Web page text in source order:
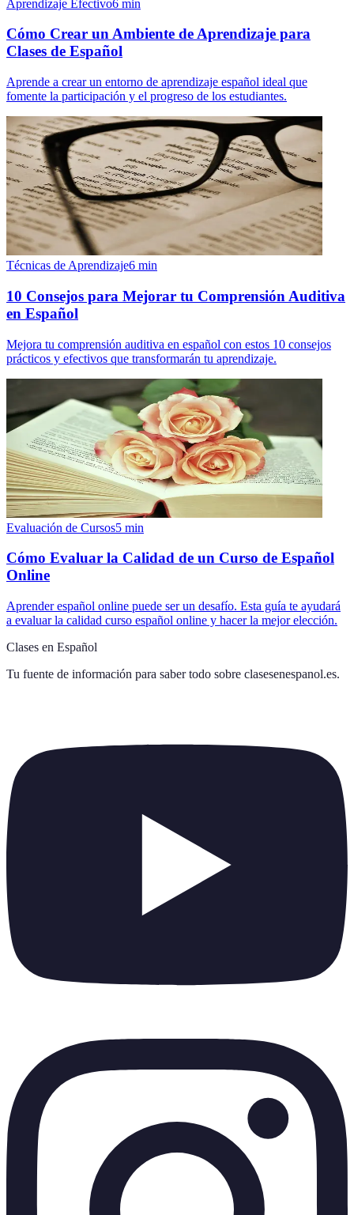
Aprendizaje Efectivo6 min
Cómo Crear un Ambiente de Aprendizaje para
Clases de Español
Aprende a crear un entorno de aprendizaje español ideal que
fomente la participación y el progreso de los estudiantes.
Técnicas de Aprendizaje6 min
10 Consejos para Mejorar tu Comprensión Auditiva
en Español
Mejora tu comprensión auditiva en español con estos 10 consejos
prácticos y efectivos que transformarán tu aprendizaje.
Evaluación de Cursos5 min
Cómo Evaluar la Calidad de un Curso de Español
Online
Aprender español online puede ser un desafío. Esta guía te ayudará
a evaluar la calidad curso español online y hacer la mejor elección.
Clases en Español
Tu fuente de información para saber todo sobre clasesenespanol.es.